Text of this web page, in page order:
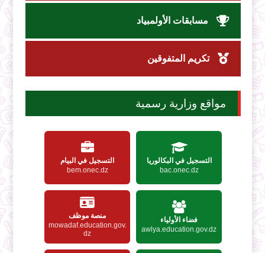
مسابقات الأولمبياد
تكريم المتفوقين
مواقع وزارية رسمية
التسجيل في البكالوريا
bac.onec.dz
التسجيل في البيام
bem.onec.dz
فضاء الأولياء
awlya.education.gov.dz
منصة موظف
mowadaf.education.gov.
dz